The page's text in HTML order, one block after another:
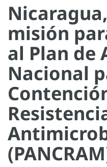
misión
al Plan de
Nacional